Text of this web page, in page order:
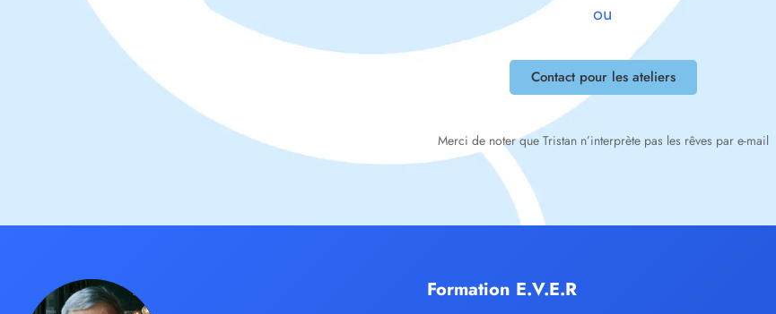
ou
Contact pour les ateliers
Merci de noter que Tristan n’interprète pas les rêves par e-mail
Formation E.V.E.R